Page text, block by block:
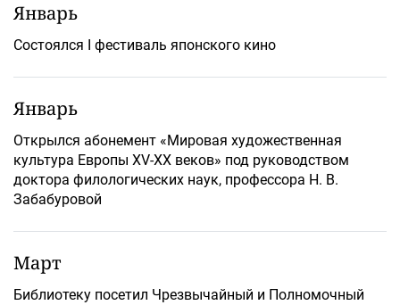
Январь
Состоялся I фестиваль японского кино
Январь
Открылся абонемент «Мировая художественная
культура Европы XV-XX веков» под руководством
доктора филологических наук, профессора Н. В.
Забабуровой
Март
Библиотеку посетил Чрезвычайный и Полномочный